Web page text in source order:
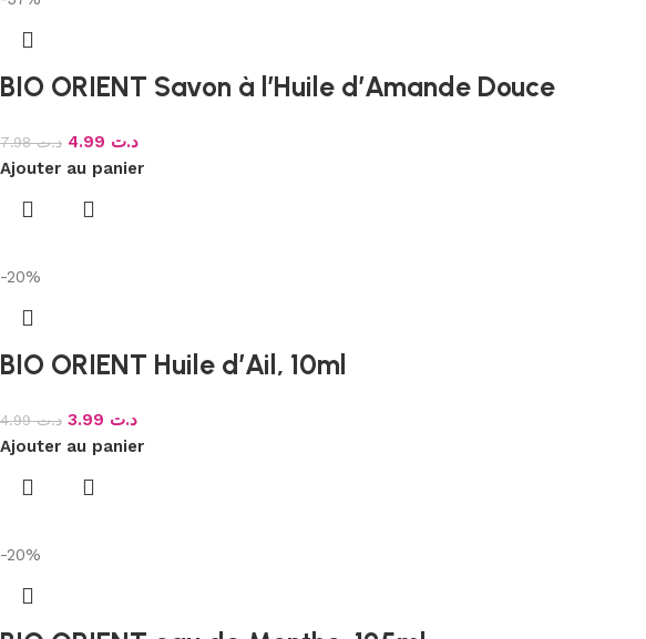
BIO ORIENT Savon à l’Huile d’Amande Douce
د.ت7.98 د.ت
Ajouter au panier
-20%
BIO ORIENT Huile d’Ail, 10ml
د.ت4.99 د.ت
Ajouter au panier
-20%